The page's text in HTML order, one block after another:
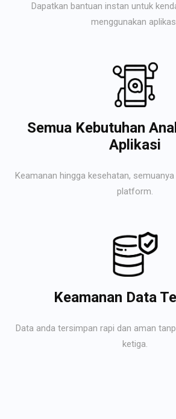
Dapatkan bantuan instan untuk
menggunakan
Semua Kebutuhan
Aplikasi
Keamanan hingga kesehatan,
platform.
Keamanan Data
Data anda tersimpan rapi dan aman
ketiga.